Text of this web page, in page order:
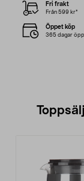
Fri frakt
Från 599 kr*
Öppet köp
365 dagar